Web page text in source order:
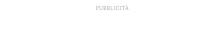
PUBBLICITÀ